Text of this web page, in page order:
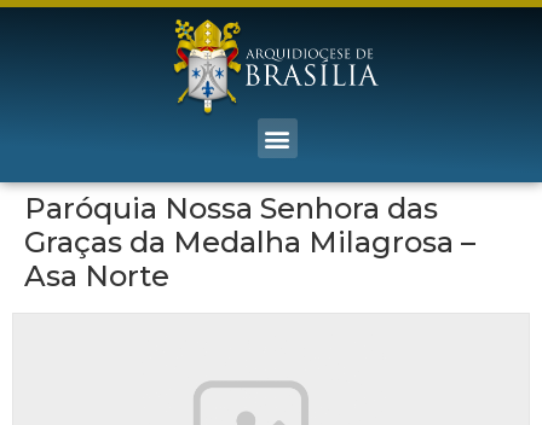
Paróquia Nossa Senhora das
Graças da Medalha Milagrosa –
Asa Norte